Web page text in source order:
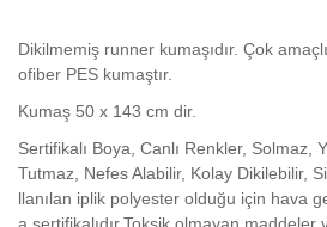
Dikilmemiş runner kumaşıdır. Çok
ofiber PES kumaştır.
Kumaş 50 x 143 cm dir.
Sertifikalı Boya, Canlı Renkler, Solmaz,
Tutmaz, Nefes Alabilir, Kolay Dikilebilir,
llanılan iplik polyester olduğu için hava